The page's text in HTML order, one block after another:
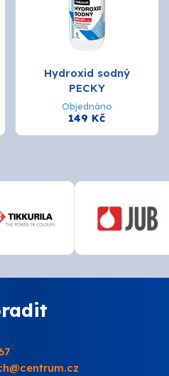
Hydroxid sodný
PECKY
Objednáno
149 Kč